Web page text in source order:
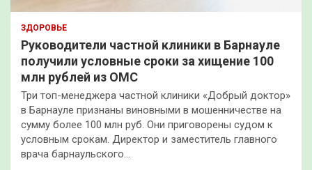
ЗДОРОВЬЕ
Руководители частной клиники в Барнауле
получили условные сроки за хищение 100
млн рублей из ОМС
Три топ-менеджера частной клиники «Добрый доктор»
в Барнауле признаны виновными в мошенничестве на
сумму более 100 млн руб. Они приговорены судом к
условным срокам. Директор и заместитель главного
врача барнаульского…